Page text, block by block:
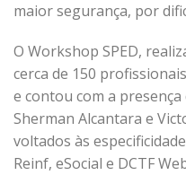
maior segurança, por
O Workshop SPED,
cerca de 150
e contou com a
Sherman Alcantara e
voltados às
Reinf, eSocial e DCTF